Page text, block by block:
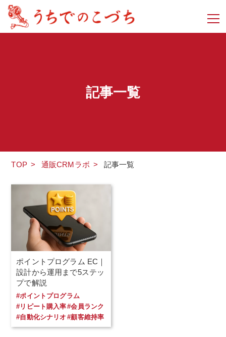
記事一覧
TOP > 通販CRMラボ > 記事一覧
ポイントプログラム EC｜
設計から運用まで5ステッ
プで解説
#ポイントプログラム
#リピート購入率#会員ランク
#自動化シナリオ #顧客維持率